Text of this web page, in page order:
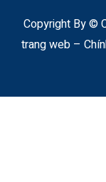
Copyright By ©
trang web –